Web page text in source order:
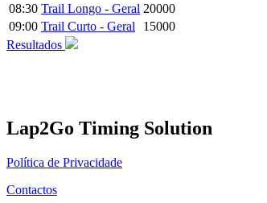
08:30 Trail Longo - Geral 20000
09:00 Trail Curto - Geral
15000
Resultados
Lap2Go Timing Solution
Política de Privacidade
Contactos